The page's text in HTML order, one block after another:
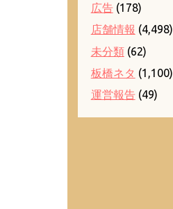
広告(178)
店舗情報 (4,498)
未分類(62)
板橋ネタ (1,100)
運営報告(49)